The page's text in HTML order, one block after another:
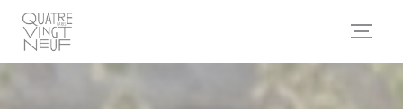
Πίνακας διαχείρισης "Μπισκότων" (Cookies)